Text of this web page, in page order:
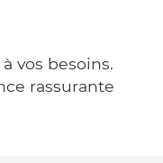
vos besoins.
rassurante